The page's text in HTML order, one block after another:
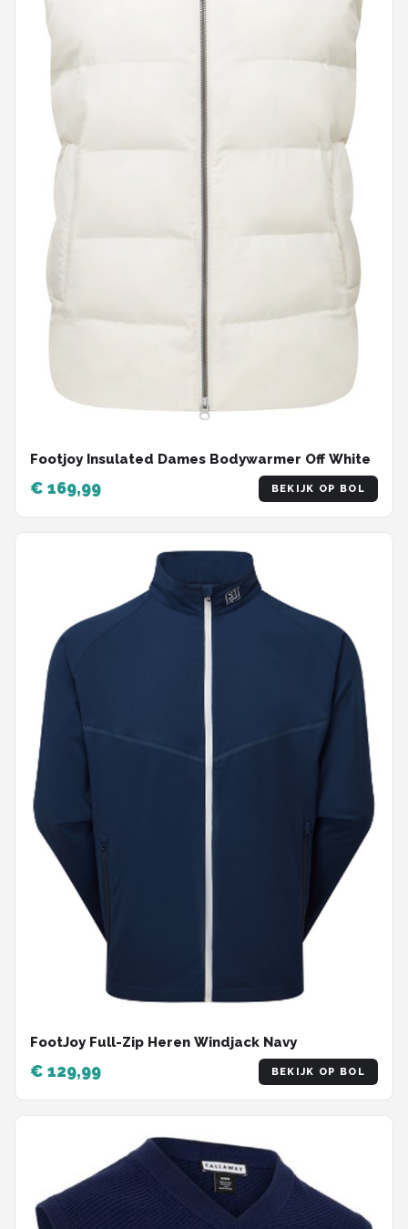
Footjoy Insulated Dames Bodywarmer Off White
€ 169,99 BEKIJK OP BOL
FootJoy Full-Zip Heren Windjack Navy
€ 129,99 BEKIJK OP BOL